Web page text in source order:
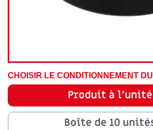
CHOISIR LE CONDITIONNEMENT
Produit à l'unité
Boîte de 10